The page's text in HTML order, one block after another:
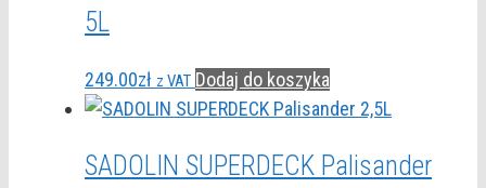
5L
249.00zł z VAT Dodaj do koszyka
SADOLIN SUPERDECK Palisander